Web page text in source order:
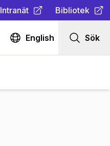
Intranät
(Öppnas i ny flik)
Bibliotek
(Öppnas i ny
English Sök